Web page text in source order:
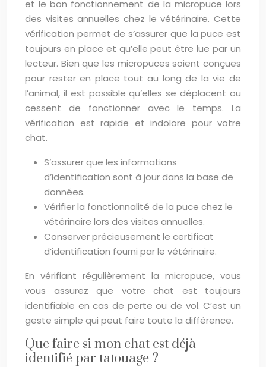
et le bon fonctionnement de la micropuce lors
des visites annuelles chez le vétérinaire. Cette
vérification permet de s’assurer que la puce est
toujours en place et qu’elle peut être lue par un
lecteur. Bien que les micropuces soient conçues
pour rester en place tout au long de la vie de
l’animal, il est possible qu’elles se déplacent ou
cessent de fonctionner avec le temps. La
vérification est rapide et indolore pour votre
chat.
S’assurer que les informations
d’identification sont à jour dans la base de
données.
Vérifier la fonctionnalité de la puce chez le
vétérinaire lors des visites annuelles.
Conserver précieusement le certificat
d’identification fourni par le vétérinaire.
En vérifiant régulièrement la micropuce, vous
vous assurez que votre chat est toujours
identifiable en cas de perte ou de vol. C’est un
geste simple qui peut faire toute la différence.
Que faire si mon chat est déjà
identifié par tatouage ?